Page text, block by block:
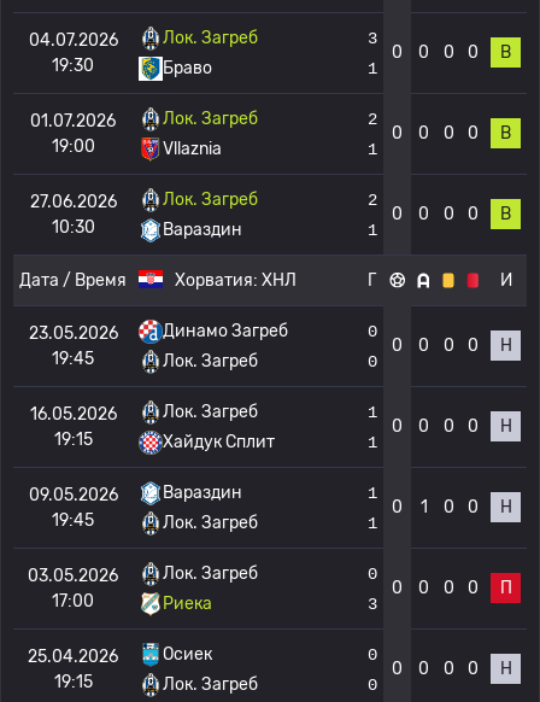
04.07.2026
19:30
Лок. Загреб
Браво
3
1
0 0 0 0 В
01.07.2026
19:00
Лок. Загреб
Vllaznia
2
1
0 0 0 0 В
27.06.2026
10:30
Лок. Загреб
Вараздин
2
1
0 0 0 0 В
Дата / Время Хорватия: ХНЛ Г И
23.05.2026
19:45
Динамо Загреб
Лок. Загреб
0
0
0 0 0 0 Н
16.05.2026
19:15
Лок. Загреб
Хайдук Сплит
1
1
0 0 0 0 Н
09.05.2026
19:45
Вараздин
Лок. Загреб
1
1
0 1 0 0 Н
03.05.2026
17:00
Лок. Загреб
Риека
0
3
0 0 0 0 П
25.04.2026
19:15
Осиек
Лок. Загреб
0
0
0 0 0 0 Н